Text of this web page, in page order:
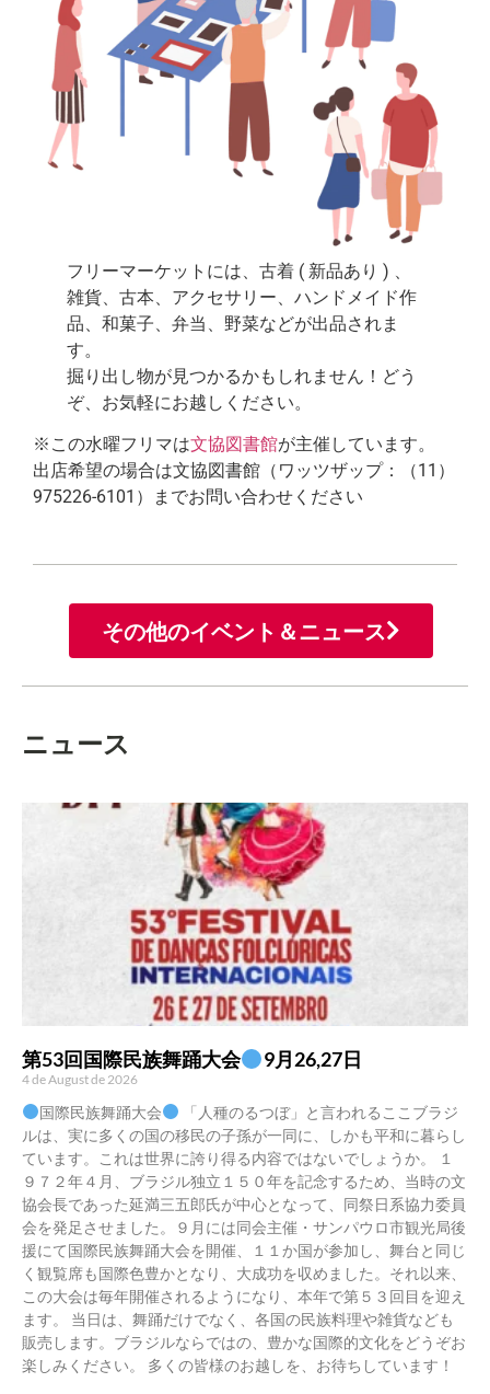
フリーマーケットには、古着 ( 新品あり ) 、
雑貨、古本、アクセサリー、ハンドメイド作
品、和菓子、弁当、野菜などが出品されま
す。
掘り出し物が見つかるかもしれません！どう
ぞ、お気軽にお越しください。
※この水曜フリマは文協図書館が主催しています。
出店希望の場合は文協図書館（ワッツザップ：（11）
975226-6101）までお問い合わせください
その他のイベント＆ニュース
ニュース
第53回国際民族舞踊大会 9月26,27日
4 de August de 2026
国際民族舞踊大会
「人種のるつぼ」と言われるここブラジ
ルは、実に多くの国の移民の子孫が一同に、しかも平和に暮らし
ています。これは世界に誇り得る内容ではないでしょうか。 １
９７２年４月、ブラジル独立１５０年を記念するため、当時の文
協会長であった延満三五郎氏が中心となって、同祭日系協力委員
会を発足させました。９月には同会主催・サンパウロ市観光局後
援にて国際民族舞踊大会を開催、１１か国が参加し、舞台と同じ
く観覧席も国際色豊かとなり、大成功を収めました。それ以来、
この大会は毎年開催されるようになり、本年で第５３回目を迎え
ます。 当日は、舞踊だけでなく、各国の民族料理や雑貨なども
販売します。ブラジルならではの、豊かな国際的文化をどうぞお
楽しみください。 多くの皆様のお越しを、お待ちしています！